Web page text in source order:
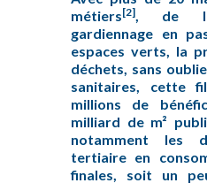
métiers[2], de la
gardiennage en
espaces verts, la
déchets, sans
sanitaires, cette
millions de
milliard de m²
notamment les
tertiaire en
finales, soit un